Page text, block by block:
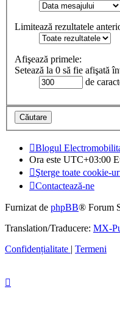
Limitează rezultatele
Afişează primele:
Setează la 0 să fie afişată
de
Blogul
Ora este UTC+03:00
Şterge toate cookie-
Contactează-ne
Furnizat de phpBB® Forum
Translation/Traducere: MX-
Confidențialitate | Termeni